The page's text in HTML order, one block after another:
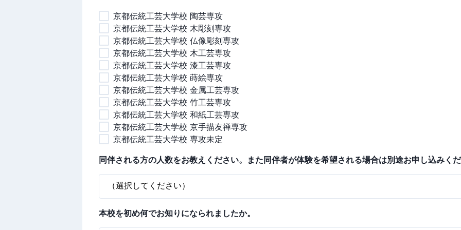
京都伝統工芸大学校 陶芸専攻
京都伝統工芸大学校 木彫刻専攻
京都伝統工芸大学校 仏像彫刻専攻
京都伝統工芸大学校 木工芸専攻
京都伝統工芸大学校 漆工芸専攻
京都伝統工芸大学校 蒔絵専攻
京都伝統工芸大学校 金属工芸専攻
京都伝統工芸大学校 竹工芸専攻
京都伝統工芸大学校 和紙工芸専攻
京都伝統工芸大学校 京手描友禅専攻
京都伝統工芸大学校 専攻未定
同伴される方の人数をお教えください。また同伴者が体験を希望される場合は別途お申し込みく
本校を初め何でお知りになられましたか。